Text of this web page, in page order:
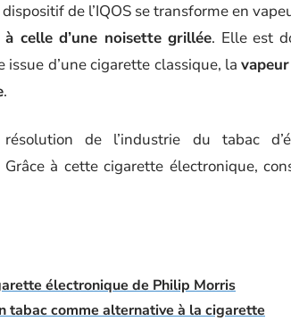
de l’IQOS se transforme en
à celle d’une noisette grillée. Elle est
d’une cigarette classique, la
.
de l’industrie du tabac
à cette cigarette électronique,
électronique de Philip Morris
tabac comme alternative à la cigarette